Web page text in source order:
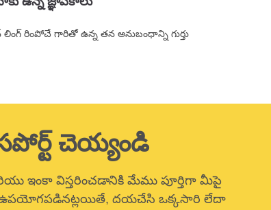
లింగ్ రింపోచే గారితో ఉన్న తన అనుబంధాన్ని గుర్తు
చెయ్యండి
విస్తరించడానికి మేము పూర్తిగా మీపై
దయచేసి ఒక్కసారి లేదా